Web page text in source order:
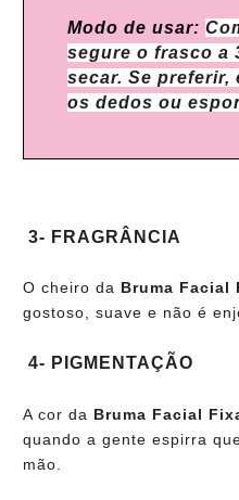
Modo de usar:
segure o frasco a
secar. Se
os dedos ou
3- FRAGRÂNCIA
O cheiro da Bruma Facial
gostoso, suave e não é
4- PIGMENTAÇÃO
A cor da Bruma Facial
quando a gente espirra
mão.